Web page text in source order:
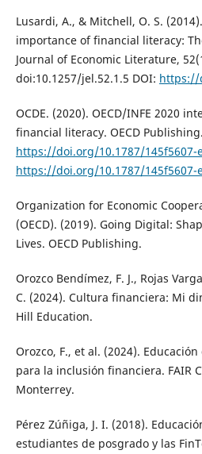
Lusardi, A., & Mitchell, O. S.
importance of financial literacy:
Journal of Economic Literature,
doi:10.1257/jel.52.1.5 DOI: https://
OCDE. (2020). OECD/INFE 2020
financial literacy. OECD Publishing.
https://doi.org/10.1787/145f5607-
https://doi.org/10.1787/145f5607-
Organization for Economic
(OECD). (2019). Going Digital:
Lives. OECD Publishing.
Orozco Bendímez, F. J., Rojas
C. (2024). Cultura financiera: Mi
Hill Education.
Orozco, F., et al. (2024).
para la inclusión financiera. FAIR
Monterrey.
Pérez Zúñiga, J. I. (2018).
estudiantes de posgrado y las